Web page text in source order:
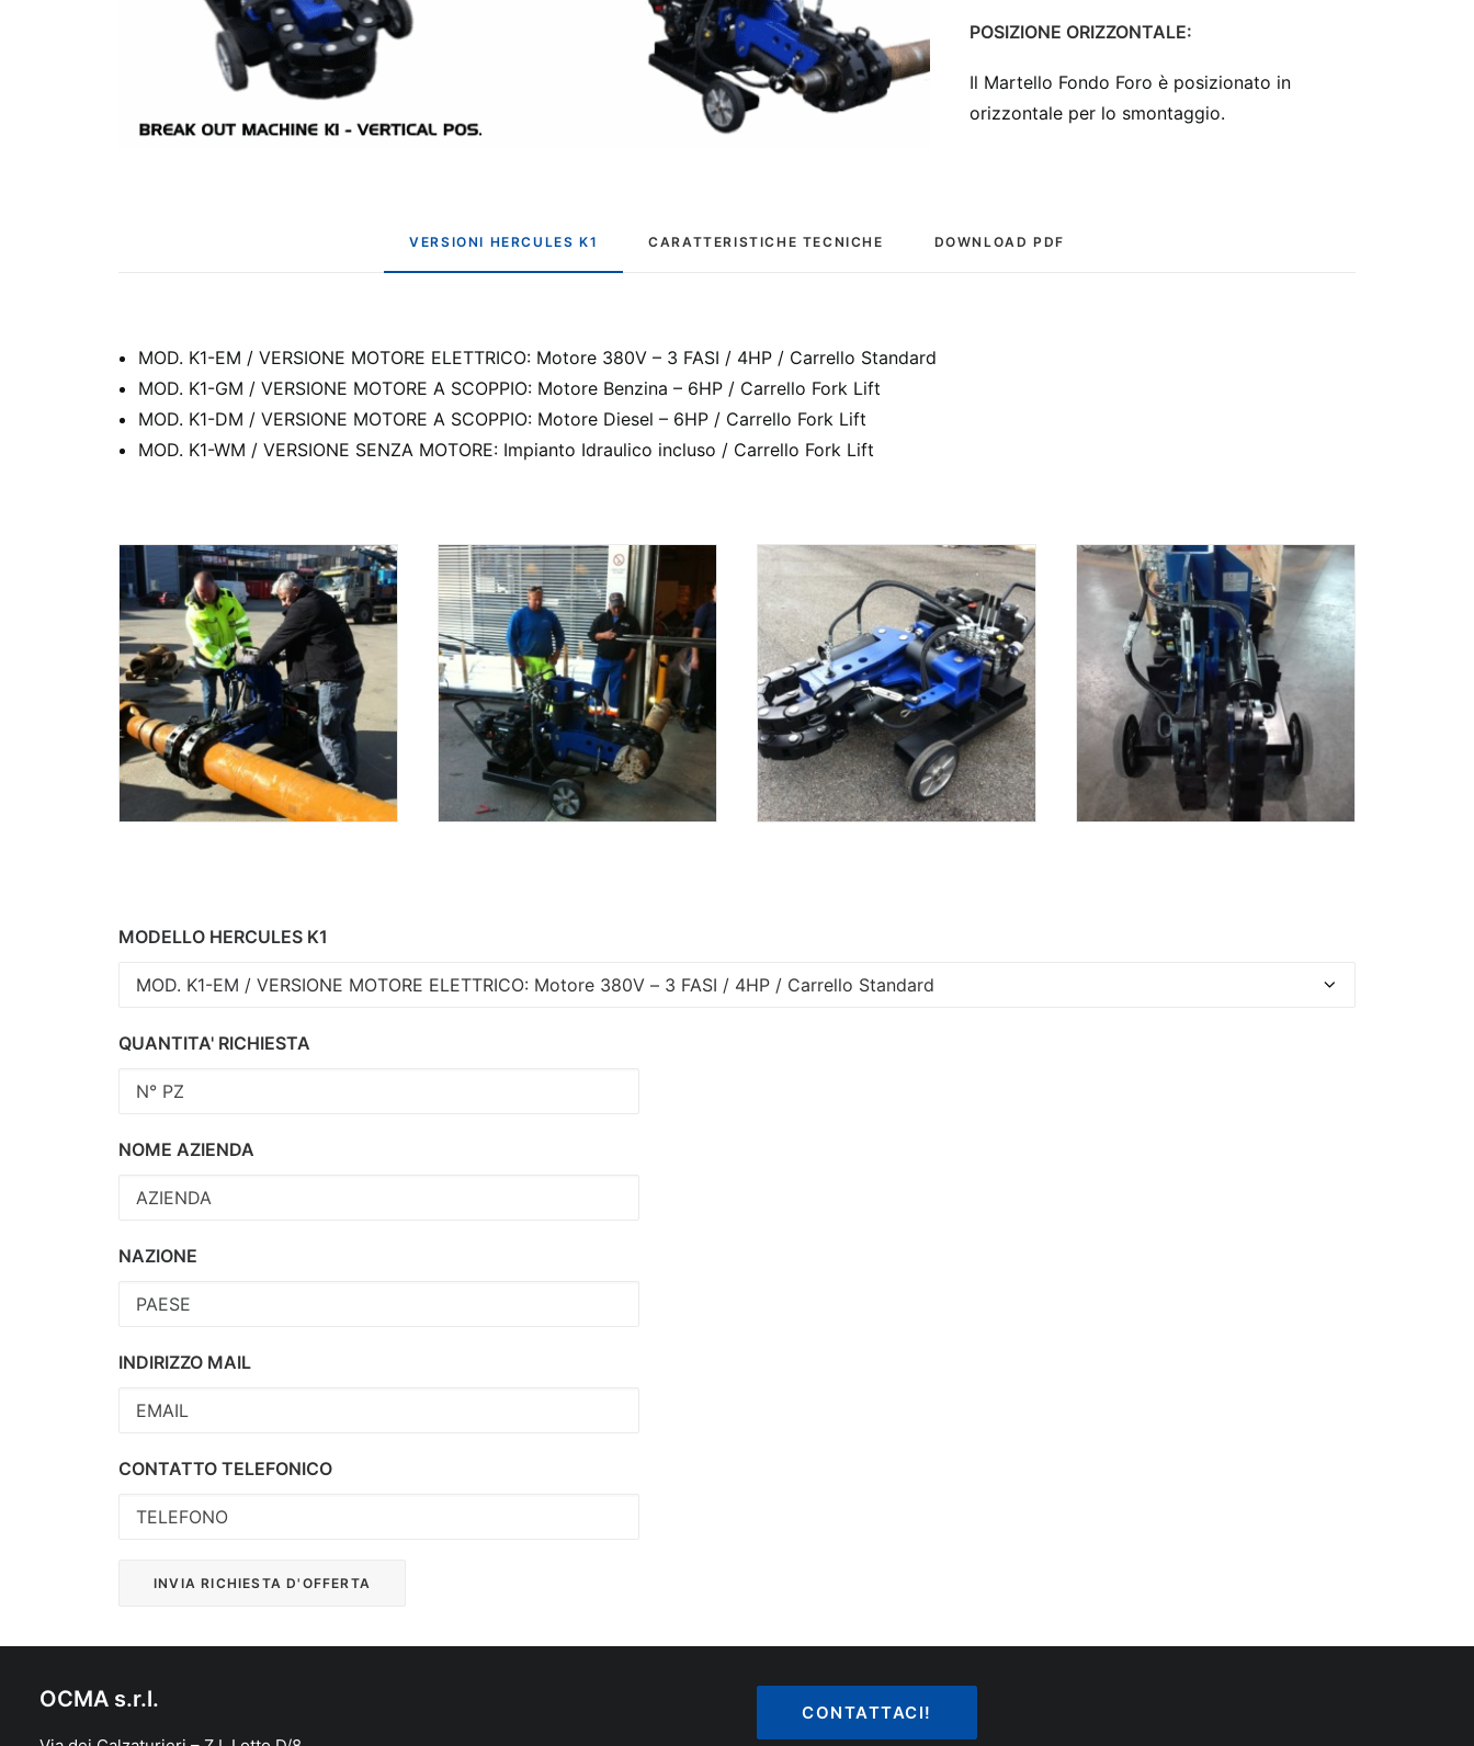
POSIZIONE ORIZZONTALE:
Il Martello Fondo Foro è posizionato in
orizzontale per lo smontaggio.
VERSIONI HERCULES K1 CARATTERISTICHE TECNICHE DOWNLOAD PDF
MOD. K1-EM / VERSIONE MOTORE ELETTRICO: Motore 380V – 3 FASI / 4HP / Carrello Standard
MOD. K1-GM / VERSIONE MOTORE A SCOPPIO: Motore Benzina – 6HP / Carrello Fork Lift
MOD. K1-DM / VERSIONE MOTORE A SCOPPIO: Motore Diesel – 6HP / Carrello Fork Lift
MOD. K1-WM / VERSIONE SENZA MOTORE: Impianto Idraulico incluso / Carrello Fork Lift
MODELLO HERCULES K1
QUANTITA' RICHIESTA
NOME AZIENDA
NAZIONE
INDIRIZZO MAIL
CONTATTO TELEFONICO
OCMA s.r.l.
CONTATTACI!